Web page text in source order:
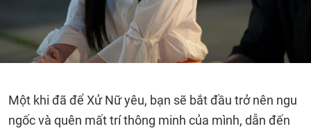
Một khi đã để Xử Nữ yêu, bạn sẽ bắt đầu trở nên ngu
ngốc và quên mất trí thông minh của mình, dẫn đến